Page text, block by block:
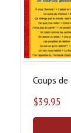
Coups
$39.95